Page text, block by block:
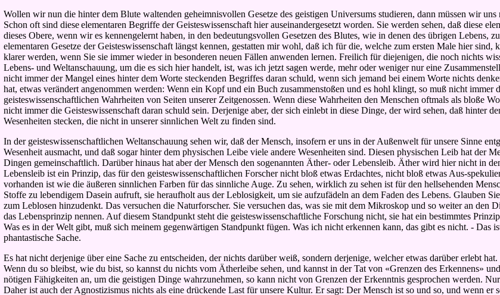
Wollen wir nun die hinter dem Blute waltenden geheimnisvollen Gesetze des geistigen Universums studieren, dann müssen wir
Schon oft sind dieseelementaren Begriffe der Geisteswissenschaft hier auseinandergesetzt worden. Sie werden sehen, daß diese
dieses Obere, wenn wir es kennengelernt haben, in den bedeutungsvollen Gesetzen des Blutes, wie in denen des übrigen
elementaren Gesetze der Geisteswissenschaft längst kennen, gestatten mir wohl, daß ich für die, welche zum ersten Male hier
klarer werden, wenn Sie sie immer wieder in besonderen neuen Fällen anwenden lernen. Freilich für diejenigen, die noch nichts
Lebens- und Weltanschauung, um die es sich hier handelt, ist, was ich jetzt sagen werde, mehr oder weniger nur eine
nicht immer der Mangel eines hinter dem Worte steckenden Begriffes daran schuld, wenn sich jemand bei einem Worte nichts
hat, etwas verändert angenommen werden: Wenn ein Kopf und ein Buch zusammenstoßen und es hohl klingt, so muß nicht immer
geisteswissenschaftlichen Wahrheiten von Seiten unserer Zeitgenossen. Wenn diese Wahrheiten den Menschen oftmals als bloße
nicht immer die Geisteswissenschaft daran schuld sein. Derjenige aber, der sich einlebt in diese Dinge, der wird sehen, daß hinter
Wesenheiten stecken, die nicht in unserer sinnlichen Welt zu finden sind.
In der geisteswissenschaftlichen Weltanschauung sehen wir, daß der Mensch, insofern er uns in der Außenwelt für unsere Sinne
Wesenheit ausmacht, und daß sogar hinter dem physischen Leibe viele andere Wesenheiten sind. Diesen physischen Leib hat der
Dingen gemeinschaftlich. Darüber hinaus hat aber der Mensch den sogenannten Äther- oder Lebensleib. Äther wird hier nicht in
Lebensleib ist ein Prinzip, das für den geisteswissenschaftlichen Forscher nicht bloß etwas Erdachtes, nicht bloß etwas Aus-
vorhanden ist wie die äußeren sinnlichen Farben für das sinnliche Auge. Zu sehen, wirklich zu sehen ist für den hellsehenden
Stoffe zu lebendigem Dasein aufruft, sie heraufholt aus der Leblosigkeit, um sie aufzufädeln an dem Faden des Lebens. Glauben
zum Leblosen hinzudenkt. Das versuchen die Naturforscher. Sie versuchen das, was sie mit dem Mikroskop und so weiter an den
das Lebensprinzip nennen. Auf diesem Standpunkt steht die geisteswissenschaftliche Forschung nicht, sie hat ein bestimmtes
Was es in der Welt gibt, muß sich meinem gegenwärtigen Standpunkt fügen. Was ich nicht erkennen kann, das gibt es nicht. - Das
phantastische Sache.
Es hat nicht derjenige über eine Sache zu entscheiden, der nichts darüber weiß, sondern derjenige, welcher etwas darüber erlebt
Wenn du so bleibst, wie du bist, so kannst du nichts vom Ätherleibe sehen, und kannst in der Tat von «Grenzen des Erkennens»
nötigen Fähigkeiten an, um die geistigen Dinge wahrzunehmen, so kann nicht von Grenzen der Erkenntnis gesprochen werden.
Daher ist auch der Agnostizismus nichts als eine drückende Last für unsere Kultur. Er sagt: Der Mensch ist so und so, und wenn er